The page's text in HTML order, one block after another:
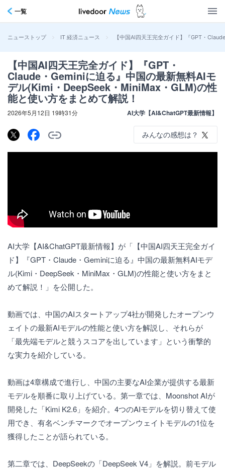
一覧
ニューストップ > IT 経済ニュース > 【中国AI四天王完全ガイド】『GPT・
【中国AI四天王完全ガイド】『GPT・
Claude・Geminiに迫る』中国の最新無料AIモ
デル(Kimi・DeepSeek・MiniMax・GLM)の性
能と使い方をまとめて解説！
2026年5月12日 19時31分 AI大学【AI&ChatGPT最新情報】
みんなの感想は？
AI大学【AI&ChatGPT最新情報】が「【中国AI四天王完全ガイ
ド】『GPT・Claude・Geminiに迫る』中国の最新無料AIモデ
ル(Kimi・DeepSeek・MiniMax・GLM)の性能と使い方をまと
めて解説！」を公開した。
動画では、中国のAIスタートアップ4社が開発したオープンウ
ェイトの最新AIモデルの性能と使い方を解説し、それらが
「最先端モデルと競うスコアを出しています」という衝撃的
な実力を紹介している。
動画は4章構成で進行し、中国の主要なAI企業が提供する最新
モデルを順番に取り上げている。第一章では、Moonshot AIが
開発した「Kimi K2.6」を紹介。4つのAIモデルを切り替えて使
用でき、有名ベンチマークでオープンウェイトモデルの1位を
獲得したことが語られている。
第二章では、DeepSeekの「DeepSeek V4」を解説。前モデル